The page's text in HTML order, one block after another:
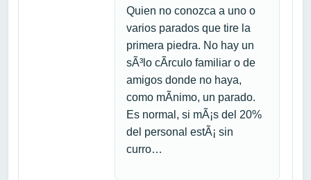
Quien no conozca a uno o
varios parados que tire la
primera piedra. No hay un
sÃ³lo cÃ­rculo familiar o de
amigos donde no haya,
como mÃ­nimo, un parado.
Es normal, si mÃ¡s del 20%
del personal estÃ¡ sin
curro…